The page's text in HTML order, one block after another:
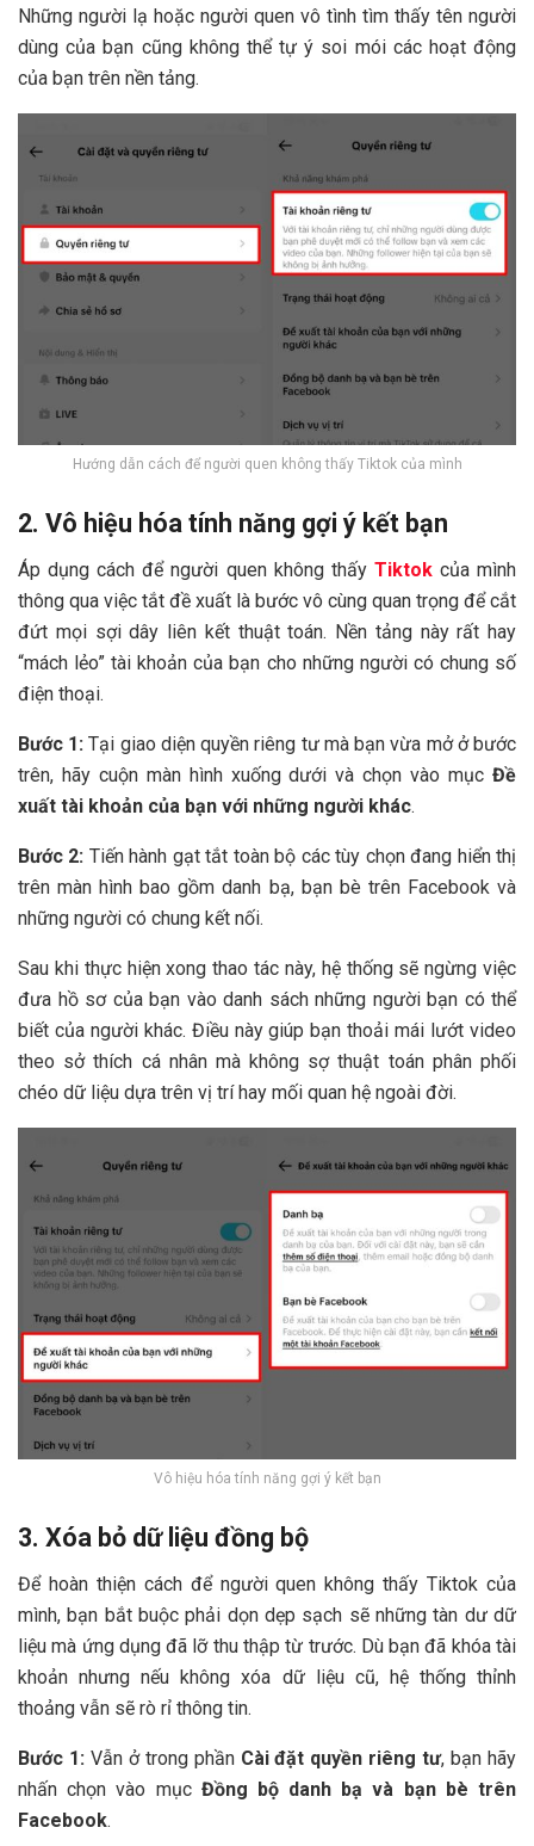
Những người lạ hoặc người quen vô tình tìm thấy tên người
dùng của bạn cũng không thể tự ý soi mói các hoạt động
của bạn trên nền tảng.
Hướng dẫn cách để người quen không thấy Tiktok của mình
2. Vô hiệu hóa tính năng gợi ý kết bạn
Áp dụng cách để người quen không thấy Tiktok của mình
thông qua việc tắt đề xuất là bước vô cùng quan trọng để cắt
đứt mọi sợi dây liên kết thuật toán. Nền tảng này rất hay
“mách lẻo” tài khoản của bạn cho những người có chung số
điện thoại.
Bước 1: Tại giao diện quyền riêng tư mà bạn vừa mở ở bước
trên, hãy cuộn màn hình xuống dưới và chọn vào mục Đề
xuất tài khoản của bạn với những người khác.
Bước 2: Tiến hành gạt tắt toàn bộ các tùy chọn đang hiển thị
trên màn hình bao gồm danh bạ, bạn bè trên Facebook và
những người có chung kết nối.
Sau khi thực hiện xong thao tác này, hệ thống sẽ ngừng việc
đưa hồ sơ của bạn vào danh sách những người bạn có thể
biết của người khác. Điều này giúp bạn thoải mái lướt video
theo sở thích cá nhân mà không sợ thuật toán phân phối
chéo dữ liệu dựa trên vị trí hay mối quan hệ ngoài đời.
Vô hiệu hóa tính năng gợi ý kết bạn
3. Xóa bỏ dữ liệu đồng bộ
Để hoàn thiện cách để người quen không thấy Tiktok của
mình, bạn bắt buộc phải dọn dẹp sạch sẽ những tàn dư dữ
liệu mà ứng dụng đã lỡ thu thập từ trước. Dù bạn đã khóa tài
khoản nhưng nếu không xóa dữ liệu cũ, hệ thống thỉnh
thoảng vẫn sẽ rò rỉ thông tin.
Bước 1: Vẫn ở trong phần Cài đặt quyền riêng tư, bạn hãy
nhấn chọn vào mục Đồng bộ danh bạ và bạn bè trên
Facebook.